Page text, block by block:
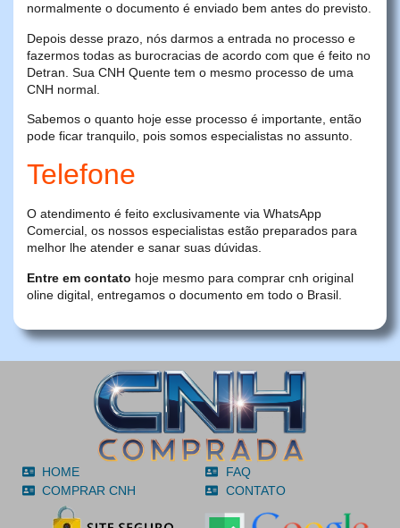
normalmente o documento é enviado bem antes do previsto.
Depois desse prazo, nós darmos a entrada no processo e
fazermos todas as burocracias de acordo com que é feito no
Detran. Sua CNH Quente tem o mesmo processo de uma
CNH normal.
Sabemos o quanto hoje esse processo é importante, então
pode ficar tranquilo, pois somos especialistas no assunto.
Telefone
O atendimento é feito exclusivamente via WhatsApp
Comercial, os nossos especialistas estão preparados para
melhor lhe atender e sanar suas dúvidas.
Entre em contato hoje mesmo para comprar cnh original
oline digital, entregamos o documento em todo o Brasil.
HOME
COMPRAR CNH
FAQ
CONTATO